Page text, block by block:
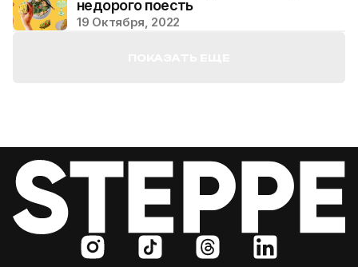
недорого поесть
19 Октября, 2022